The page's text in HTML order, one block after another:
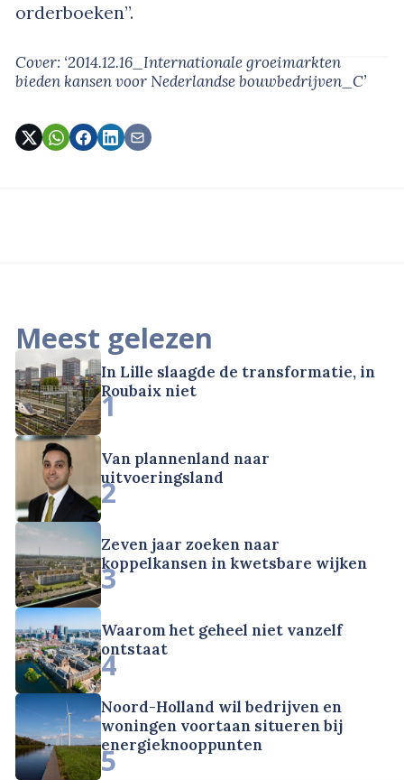
orderboeken”.
Cover: ‘2014.12.16_Internationale groeimarkten
bieden kansen voor Nederlandse bouwbedrijven_C’
Meest gelezen
In Lille slaagde de transformatie, in
Roubaix niet
1
Van plannenland naar
uitvoeringsland
2
Zeven jaar zoeken naar
koppelkansen in kwetsbare wijken
3
Waarom het geheel niet vanzelf
ontstaat
4
Noord-Holland wil bedrijven en
woningen voortaan situeren bij
energieknooppunten
5